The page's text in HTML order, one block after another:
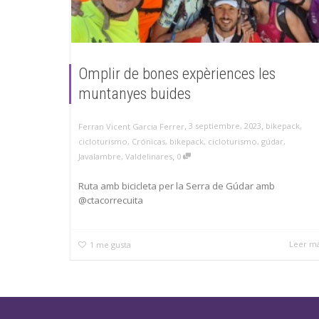
Omplir de bones expèriences les
muntanyes buides
Ferran Vicent Garcia Ferrer, 3 septiembre, 2023, bikepack,
cicloturismo, Crónicas, bikepack, cicloturismo, gúdar,
Javalambre, Valdelinares, 0
Ruta amb bicicleta per la Serra de Gúdar amb
@ctacorrecuita
1 me gusta Leer